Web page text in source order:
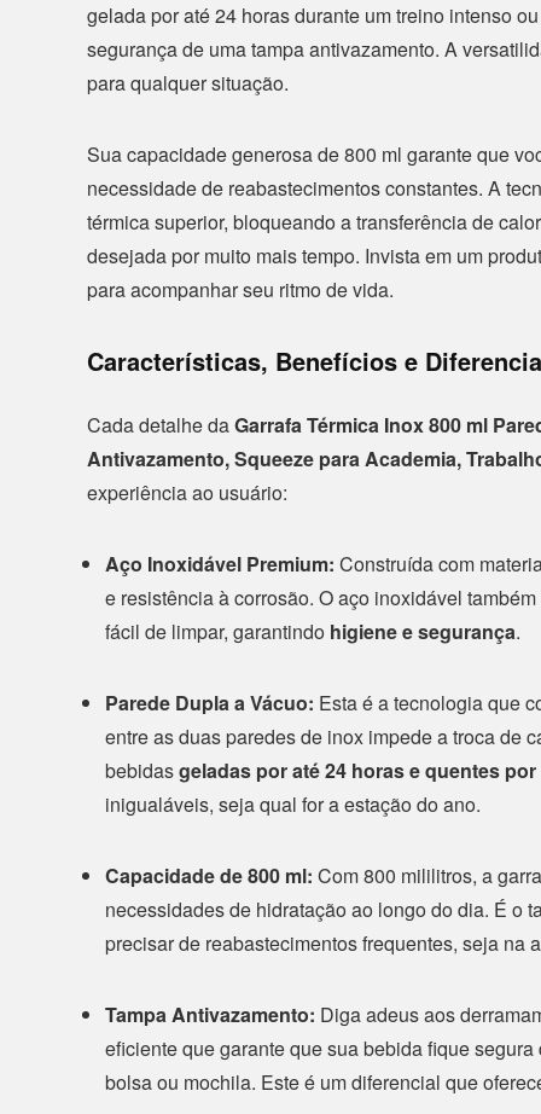
gelada por até 24 horas durante um treino intenso
segurança de uma tampa antivazamento. A
para qualquer situação.
Sua capacidade generosa de 800 ml garante que
necessidade de reabastecimentos constantes. A
térmica superior, bloqueando a transferência de
desejada por muito mais tempo. Invista em um
para acompanhar seu ritmo de vida.
Características, Benefícios e
Cada detalhe daGarrafa Térmica Inox 800 ml
Antivazamento, Squeeze para Academia,
experiência ao usuário:
Aço Inoxidável Premium: Construída com
e resistência à corrosão. O aço inoxidável
fácil de limpar, garantindo higiene e segurança.
Parede Dupla a Vácuo: Esta é a tecnologia que
entre as duas paredes de inox impede a troca de
bebidasgeladas por até 24 horas e quentes
inigualáveis, seja qual for a estação do ano.
Capacidade de 800 ml: Com 800 mililitros, a
necessidades de hidratação ao longo do dia. É o
precisar de reabastecimentos frequentes, seja na
Tampa Antivazamento: Diga adeus aos
eficiente que garante que sua bebida fique
bolsa ou mochila. Este é um diferencial que